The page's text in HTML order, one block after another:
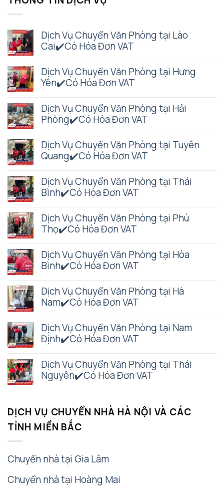
Dịch Vụ Chuyển Văn Phòng tại Lào
Cai✔️Có Hóa Đơn VAT
Dịch Vụ Chuyển Văn Phòng tại Hưng
Yên✔️Có Hóa Đơn VAT
Dịch Vụ Chuyển Văn Phòng tại Hải
Phòng✔️Có Hóa Đơn VAT
Dịch Vụ Chuyển Văn Phòng tại Tuyên
Quang✔️Có Hóa Đơn VAT
Dịch Vụ Chuyển Văn Phòng tại Thái
Bình✔️Có Hóa Đơn VAT
Dịch Vụ Chuyển Văn Phòng tại Phú
Thọ✔️Có Hóa Đơn VAT
Dịch Vụ Chuyển Văn Phòng tại Hòa
Bình✔️Có Hóa Đơn VAT
Dịch Vụ Chuyển Văn Phòng tại Hà
Nam✔️Có Hóa Đơn VAT
Dịch Vụ Chuyển Văn Phòng tại Nam
Định✔️Có Hóa Đơn VAT
Dịch Vụ Chuyển Văn Phòng tại Thái
Nguyên✔️Có Hóa Đơn VAT
DỊCH VỤ CHUYỂN NHÀ HÀ NỘI VÀ CÁC
TỈNH MIỀN BẮC
Chuyển nhà tại Gia Lâm
Chuyển nhà tại Hoàng Mai